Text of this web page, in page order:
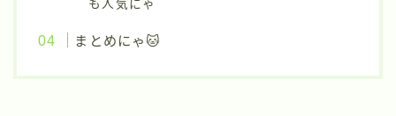
も人気にゃ
まとめにゃ🐱